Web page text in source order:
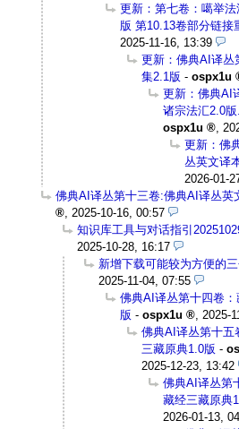
更新：第七卷：噶举
版 第10.13卷部分链接
2025-11-16, 13:39
更新：佛典AI译丛
集2.1版 - ospx1u
更新：佛典AI
诸宗法汇2.0
ospx1u
更新：佛
丛英文译
2026-01-
佛典AI译丛第十三卷:佛典AI译丛英
2025-10-16, 00:57
知识库工具与对话指引
2025-10-28, 16:17
新增下载可能较为方便的
2025-11-04, 07:55
佛典AI译丛第十四卷
版 - ospx1u
2025-
佛典AI译丛第十五
三藏原典1.0版 -
2025-12-23, 13:42
佛典AI译丛第
藏经三藏原典
2026-01-13,